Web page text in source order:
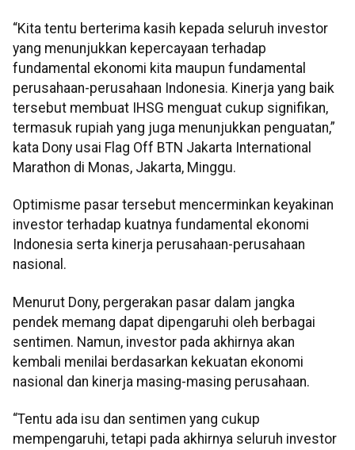
“Kita tentu berterima kasih kepada seluruh investor
yang menunjukkan kepercayaan terhadap
fundamental ekonomi kita maupun fundamental
perusahaan-perusahaan Indonesia. Kinerja yang baik
tersebut membuat IHSG menguat cukup signifikan,
termasuk rupiah yang juga menunjukkan penguatan,”
kata Dony usai Flag Off BTN Jakarta International
Marathon di Monas, Jakarta, Minggu.
Optimisme pasar tersebut mencerminkan keyakinan
investor terhadap kuatnya fundamental ekonomi
Indonesia serta kinerja perusahaan-perusahaan
nasional.
Menurut Dony, pergerakan pasar dalam jangka
pendek memang dapat dipengaruhi oleh berbagai
sentimen. Namun, investor pada akhirnya akan
kembali menilai berdasarkan kekuatan ekonomi
nasional dan kinerja masing-masing perusahaan.
“Tentu ada isu dan sentimen yang cukup
mempengaruhi, tetapi pada akhirnya seluruh investor